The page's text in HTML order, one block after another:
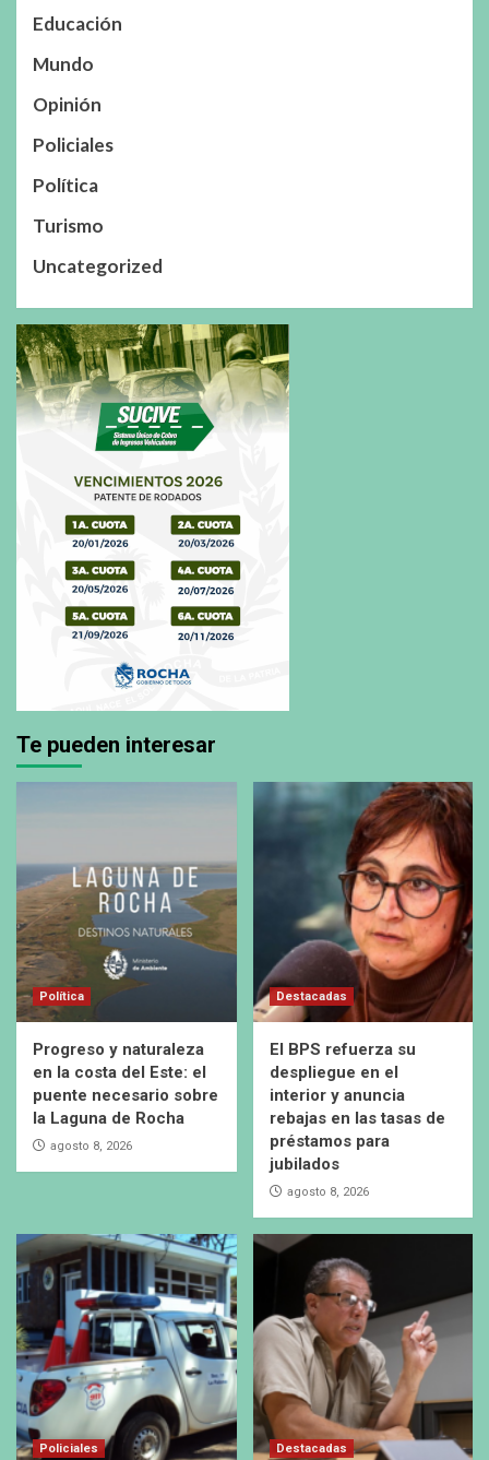
Educación
Mundo
Opinión
Policiales
Política
Turismo
Uncategorized
Te pueden interesar
Política
Progreso y naturaleza
en la costa del Este: el
puente necesario sobre
la Laguna de Rocha
agosto 8, 2026
Destacadas
El BPS refuerza su
despliegue en el
interior y anuncia
rebajas en las tasas de
préstamos para
jubilados
agosto 8, 2026
Policiales Destacadas